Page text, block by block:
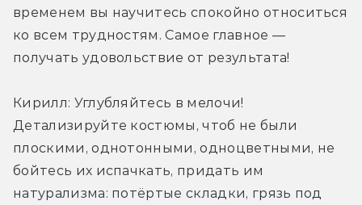
временем вы научитесь спокойно относиться
ко всем трудностям. Самое главное —
получать удовольствие от результата!
Кирилл: Углубляйтесь в мелочи!
Детализируйте костюмы, чтоб не были
плоскими, однотонными, одноцветными, не
бойтесь их испачкать, придать им
натурализма: потёртые складки, грязь под